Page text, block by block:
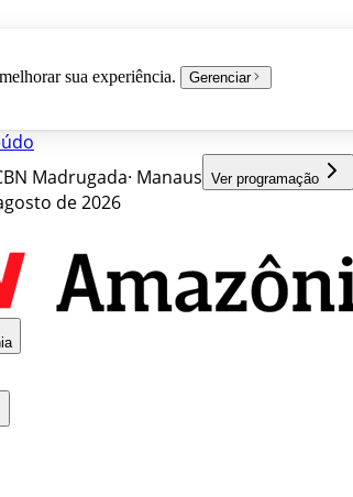
sua experiência. Gerenciar
Madrugada· Manaus Ver programação
de 2026